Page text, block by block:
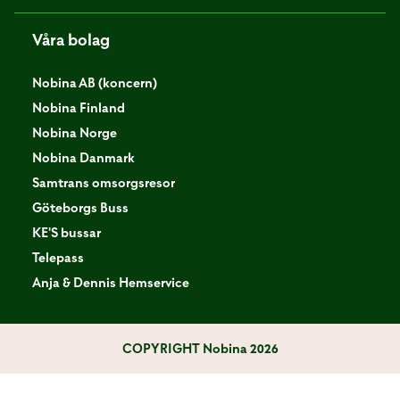
Våra bolag
Nobina AB (koncern)
Nobina Finland
Nobina Norge
Nobina Danmark
Samtrans omsorgsresor
Göteborgs Buss
KE'S bussar
Telepass
Anja & Dennis Hemservice
COPYRIGHTNobina 2026